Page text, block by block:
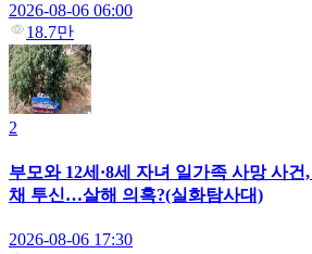
2026-08-06 06:00
18.7만
2
부모와 12세·8세 자녀 일가족 사망 사
채 투신…살해 의혹?(실화탐사대)
2026-08-06 17:30